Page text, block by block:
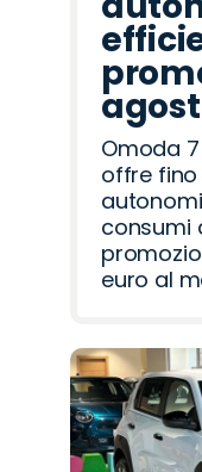
Omoda 7
offre fino
consumi
euro al